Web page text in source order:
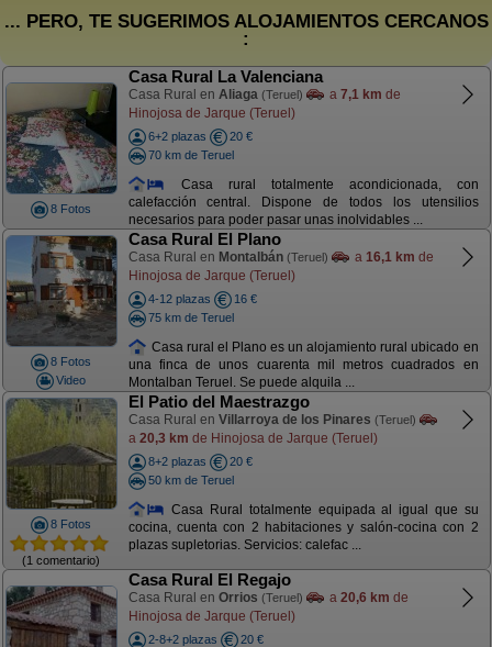
... PERO, TE SUGERIMOS ALOJAMIENTOS CERCANOS
:
8 Fotos
Casa Rural La Valenciana
Casa Rural en Aliaga (Teruel) a 7,1 km de
Hinojosa de Jarque (Teruel)
6+2 plazas
20 €
70 km de Teruel
Casa rural totalmente acondicionada, con
calefacción central. Dispone de todos los utensilios
necesarios para poder pasar unas inolvidables ...
8 Fotos
Video
Casa Rural El Plano
Casa Rural en Montalbán (Teruel) a 16,1 km de
Hinojosa de Jarque (Teruel)
4-12 plazas
16 €
75 km de Teruel
Casa rural el Plano es un alojamiento rural ubicado en
una finca de unos cuarenta mil metros cuadrados en
Montalban Teruel. Se puede alquila ...
8 Fotos
(1 comentario)
El Patio del Maestrazgo
Casa Rural en Villarroya de los Pinares (Teruel)
a 20,3 km de Hinojosa de Jarque (Teruel)
8+2 plazas
20 €
50 km de Teruel
Casa Rural totalmente equipada al igual que su
cocina, cuenta con 2 habitaciones y salón-cocina con 2
plazas supletorias. Servicios: calefac ...
Casa Rural El Regajo
Casa Rural en Orrios (Teruel) a 20,6 km de
Hinojosa de Jarque (Teruel)
2-8+2 plazas
20 €